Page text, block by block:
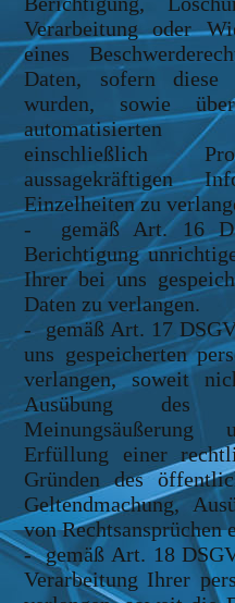
Verarbeitung oder
eines
Daten, sofern
wurden, sowie
automatisierten
einschließlich
aussagekräftigen
Einzelheiten zu
- gemäß Art. 16
Berichtigung
Ihrer bei uns
Daten zu verlangen.
- gemäß Art. 17
uns gespeicherten
verlangen, soweit
Ausübung
Erfüllung einer
Gründen des
Geltendmachung,
von
- gemäß Art. 18
Verarbeitung Ihrer